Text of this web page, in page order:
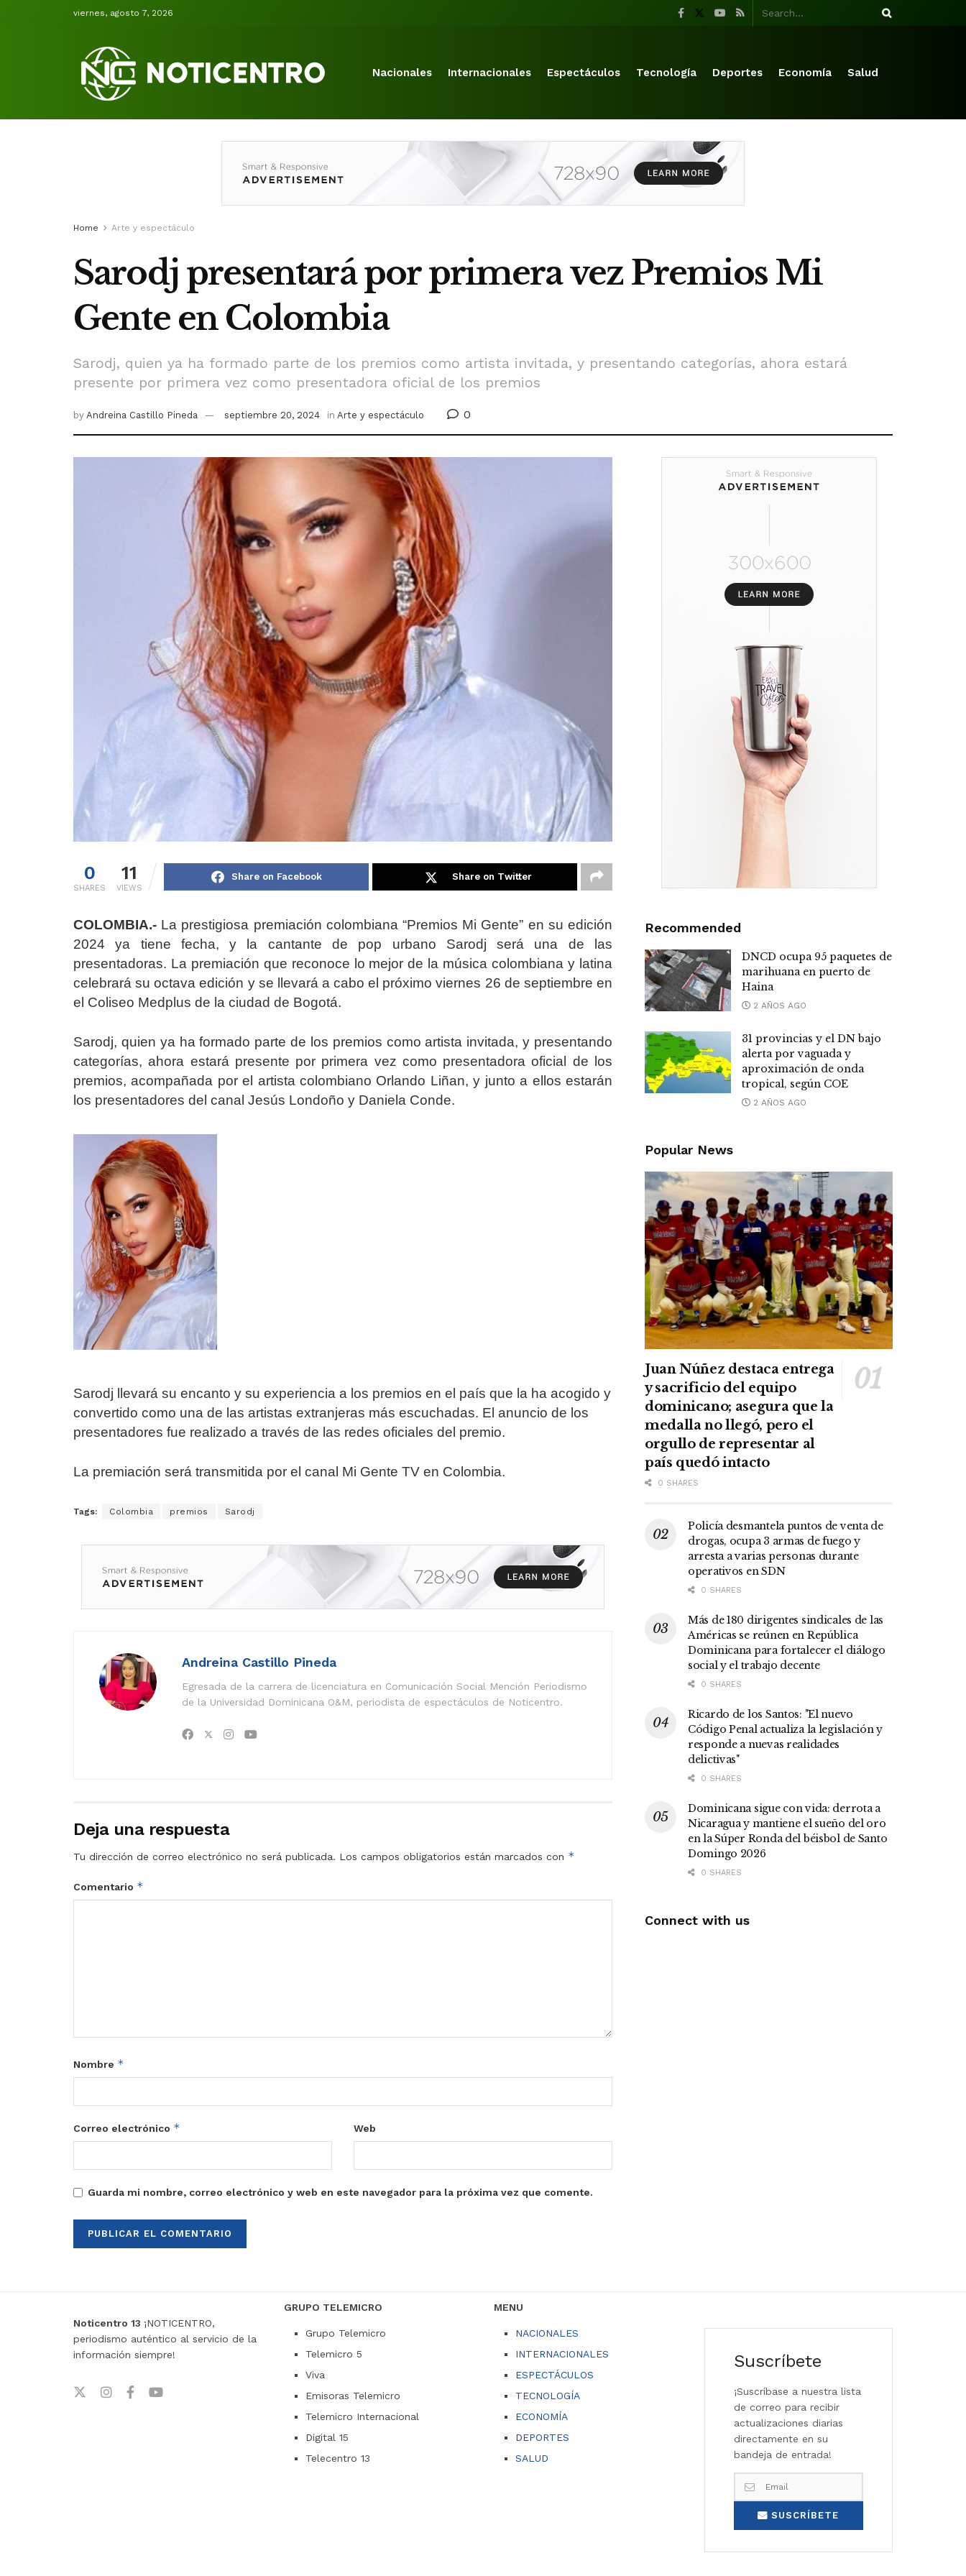
viernes, agosto 7, 2026
Nacionales Internacionales Espectáculos Tecnología Deportes Economía Salud
Home Arte y espectáculo
Sarodj presentará por primera vez Premios Mi
Gente en Colombia
Sarodj, quien ya ha formado parte de los premios como artista invitada, y presentando categorías, ahora estará
presente por primera vez como presentadora oficial de los premios
by Andreina Castillo Pineda septiembre 20, 2024 in Arte y espectáculo 0
0
SHARES
11
VIEWS
Share on Facebook Share on Twitter
COLOMBIA.- La prestigiosa premiación colombiana “Premios Mi Gente” en su edición
2024 ya tiene fecha, y la cantante de pop urbano Sarodj será una de las
presentadoras. La premiación que reconoce lo mejor de la música colombiana y latina
celebrará su octava edición y se llevará a cabo el próximo viernes 26 de septiembre en
el Coliseo Medplus de la ciudad de Bogotá.
Sarodj, quien ya ha formado parte de los premios como artista invitada, y presentando
categorías, ahora estará presente por primera vez como presentadora oficial de los
premios, acompañada por el artista colombiano Orlando Liñan, y junto a ellos estarán
los presentadores del canal Jesús Londoño y Daniela Conde.
Sarodj llevará su encanto y su experiencia a los premios en el país que la ha acogido y
convertido como una de las artistas extranjeras más escuchadas. El anuncio de los
presentadores fue realizado a través de las redes oficiales del premio.
La premiación será transmitida por el canal Mi Gente TV en Colombia.
Tags: Colombia premios Sarodj
Andreina Castillo Pineda
Egresada de la carrera de licenciatura en Comunicación Social Mención Periodismo
de la Universidad Dominicana O&M, periodista de espectáculos de Noticentro.
Deja una respuesta
Tu dirección de correo electrónico no será publicada. Los campos obligatorios están marcados con *
Comentario *
Nombre *
Correo electrónico * Web
Guarda mi nombre, correo electrónico y web en este navegador para la próxima vez que comente.
Recommended
DNCD ocupa 95 paquetes de
marihuana en puerto de
Haina
2 AÑOS AGO
31 provincias y el DN bajo
alerta por vaguada y
aproximación de onda
tropical, según COE
2 AÑOS AGO
Popular News
Juan Núñez destaca entrega
y sacrificio del equipo
dominicano; asegura que la
medalla no llegó, pero el
orgullo de representar al
país quedó intacto
0 SHARES
Policía desmantela puntos de venta de
drogas, ocupa 3 armas de fuego y
arresta a varias personas durante
operativos en SDN
0 SHARES
Más de 180 dirigentes sindicales de las
Américas se reúnen en República
Dominicana para fortalecer el diálogo
social y el trabajo decente
0 SHARES
Ricardo de los Santos: "El nuevo
Código Penal actualiza la legislación y
responde a nuevas realidades
delictivas"
0 SHARES
Dominicana sigue con vida: derrota a
Nicaragua y mantiene el sueño del oro
en la Súper Ronda del béisbol de Santo
Domingo 2026
0 SHARES
Connect with us
Noticentro 13 ¡NOTICENTRO,
periodismo auténtico al servicio de la
información siempre!
GRUPO TELEMICRO
Grupo Telemicro
Telemicro 5
Viva
Emisoras Telemicro
Telemicro Internacional
Digital 15
Telecentro 13
MENU
NACIONALES
INTERNACIONALES
ESPECTÁCULOS
TECNOLOGÍA
ECONOMÍA
DEPORTES
SALUD
Suscríbete
¡Suscríbase a nuestra lista
de correo para recibir
actualizaciones diarias
directamente en su
bandeja de entrada!
SUSCRÍBETE